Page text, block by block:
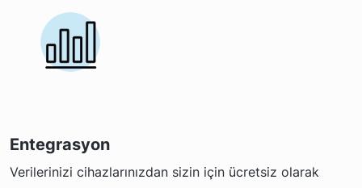
Entegrasyon
Verilerinizi cihazlarınızdan sizin için ücretsiz olarak